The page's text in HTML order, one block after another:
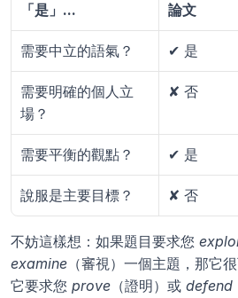
「是」...
論文
需要中立的語氣？ ✔ 是
需要明確的個人立
場？
✘ 否
需要平衡的觀點？ ✔ 是
說服是主要目標？ ✘ 否
不妨這樣想：如果題目要求您
examine （審視）一個主題，那它
它要求您 prove （證明）或 defend